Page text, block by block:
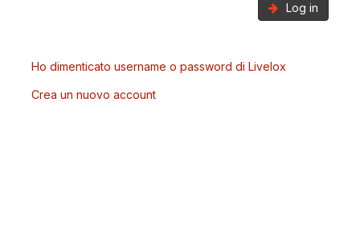
Log in
Ho dimenticato username o password di Livelox
Crea un nuovo account